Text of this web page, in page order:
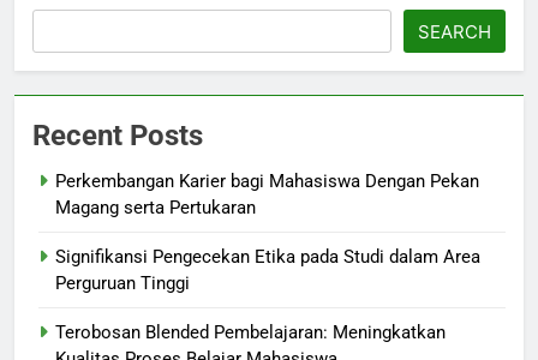
SEARCH
Recent Posts
Perkembangan Karier bagi Mahasiswa Dengan Pekan
Magang serta Pertukaran
Signifikansi Pengecekan Etika pada Studi dalam Area
Perguruan Tinggi
Terobosan Blended Pembelajaran: Meningkatkan